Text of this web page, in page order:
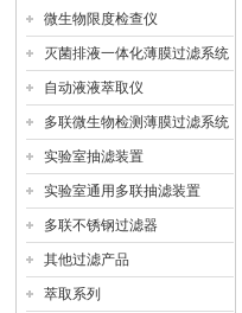
微生物限度检查仪
灭菌排液一体化薄膜过滤系统
自动液液萃取仪
多联微生物检测薄膜过滤系统
实验室抽滤装置
实验室通用多联抽滤装置
多联不锈钢过滤器
其他过滤产品
萃取系列